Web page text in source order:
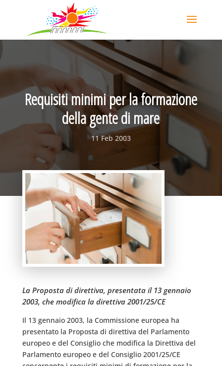
Requisiti minimi per la formazione
della gente di mare
11 Feb 2003
La Proposta di direttiva, presentata il 13 gennaio
2003, che modifica la direttiva 2001/25/CE
Il 13 gennaio 2003, la Commissione europea ha
presentato la Proposta di direttiva del Parlamento
europeo e del Consiglio che modifica la Direttiva del
Parlamento europeo e del Consiglio 2001/25/CE